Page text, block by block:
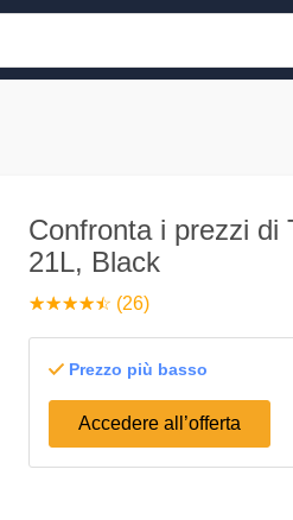
Confronta i prezzi di
21L, Black
☆☆☆☆☆
★★★★★ (26)
Prezzo più basso
Accedere all’offerta